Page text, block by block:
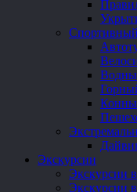
Экскурсии
Экскурсии
Экскурсии